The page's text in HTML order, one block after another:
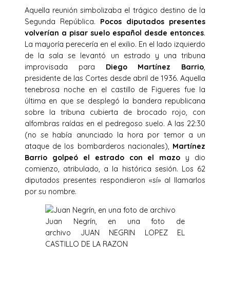
Aquella reunión simbolizaba el trágico destino de la
Segunda República. Pocos diputados presentes
volverían a pisar suelo español desde entonces.
La mayoría perecería en el exilio. En el lado izquierdo
de la sala se levantó un estrado y una tribuna
improvisada para Diego Martínez Barrio,
presidente de las Cortes desde abril de 1936. Aquella
tenebrosa noche en el castillo de Figueres fue la
última en que se desplegó la bandera republicana
sobre la tribuna cubierta de brocado rojo, con
alfombras raídas en el pedregoso suelo. A las 22:30
(no se había anunciado la hora por temor a un
ataque de los bombarderos nacionales), Martínez
Barrio golpeó el estrado con el mazo y dio
comienzo, atribulado, a la histórica sesión. Los 62
diputados presentes respondieron «sí» al llamarlos
por su nombre.
Juan Negrín, en una foto de
archivo JUAN NEGRIN LOPEZ EL
CASTILLO DE LA RAZON